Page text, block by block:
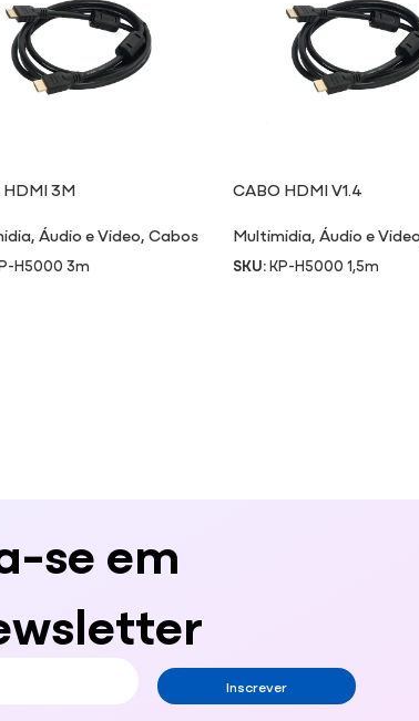
3M
,Áudio e Video,Cabos
H5000 3m
CABO HDMI V1.4
Multimidia,Áudio e Video
SKU:KP-H5000 1,5m
se em
Inscrever